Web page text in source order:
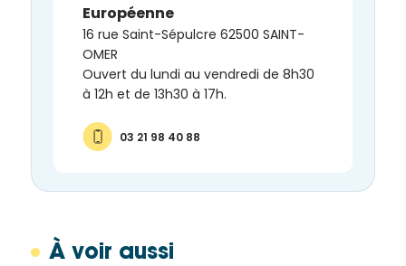
Européenne
16 rue Saint-Sépulcre 62500 SAINT-
OMER
Ouvert du lundi au vendredi de 8h30
à 12h et de 13h30 à 17h.
03 21 98 40 88
À voir aussi